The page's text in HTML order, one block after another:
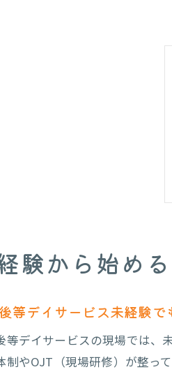
験から始め
等デイサービス未経験
等デイサービスの現場では、
制やOJT（現場研修）が整っ